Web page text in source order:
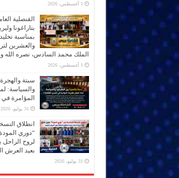
1 أغسطس، 2026
القنصلية
بتاراغونا
بمناسبة
والعشرين
الملك محمد السادس، نصره الله
1 أغسطس، 2026
سبتة والهجرة
والسياسة:
المؤامرة
31 يوليو، 2026
انطلاق
“دوري
لروح الراحل
بعيد العرش
31 يوليو، 2026